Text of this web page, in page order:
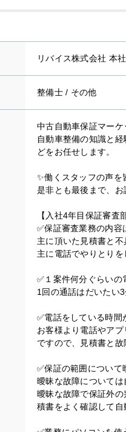
リバイス株式会社 本社
整備士/ その他
中古自動車保証マーケ
自動車整備の知識と
どをお任せします。
✨働くスタッフの声を
是非とも最後まで、お
【入社4年目保証審査
✅保証審査業務の内容
主に頂いた見積書と不
主に電話でやりとりを
✅１案件何分ぐらいの
1回の通話はだいたい
✅電話をしている時間
お客様より電話やア
ですので、見積書と故
✅保証の範囲について
曖昧な故障については
曖昧な故障で保証外
積書をよく確認して自